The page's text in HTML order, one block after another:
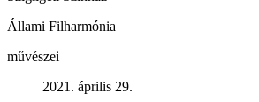
Állami Filharmónia
művészei
2021. április 29.